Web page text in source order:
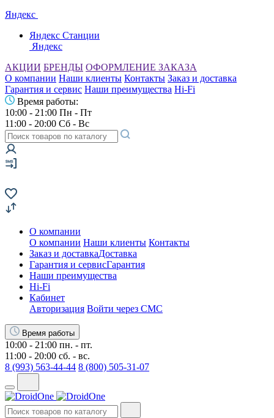
Яндекс
Яндекс Станции
Яндекс
АКЦИИ БРЕНДЫ ОФОРМЛЕНИЕ ЗАКАЗА
О компании Наши клиенты Контакты Заказ и доставка
Гарантия и сервис Наши преимущества Hi-Fi
Время работы:
10:00 - 21:00 Пн - Пт
11:00 - 20:00 Сб - Вс
О компании
О компании Наши клиенты Контакты
Заказ и доставкаДоставка
Гарантия и сервисГарантия
Наши преимущества
Hi-Fi
Кабинет
Авторизация Войти через СМС
Время работы
10:00 - 21:00 пн. - пт.
11:00 - 20:00 сб. - вс.
8 (993) 563-44-44 8 (800) 505-31-07